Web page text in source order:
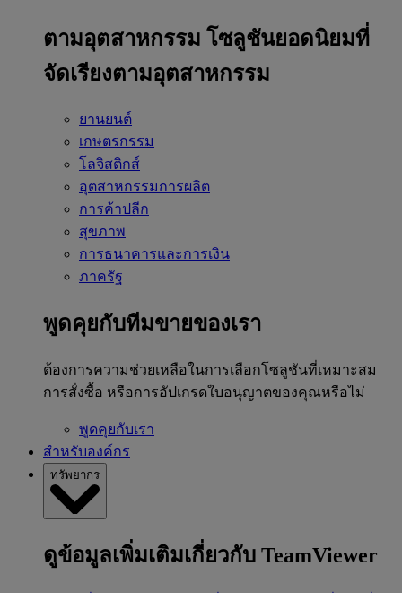
ตามอุตสาหกรรม โซลูชันยอดนิยมที่
จัดเรียงตามอุตสาหกรรม
ยานยนต์
เกษตรกรรม
โลจิสติกส์
อุตสาหกรรมการผลิต
การค้าปลีก
สุขภาพ
การธนาคารและการเงิน
ภาครัฐ
พูดคุยกับทีมขายของเรา
ต้องการความช่วยเหลือในการเลือกโซลูชันที่เหมาะสม
การสั่งซื้อ หรือการอัปเกรดใบอนุญาตของคุณหรือไม่
พูดคุยกับเรา
สำหรับองค์กร
ทรัพยากร
ดูข้อมูลเพิ่มเติมเกี่ยวกับ TeamViewer